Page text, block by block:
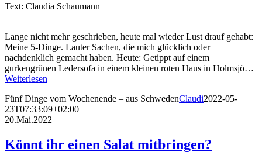
Text: Claudia Schaumann
Lange nicht mehr geschrieben, heute mal wieder Lust drauf gehabt:
Meine 5-Dinge. Lauter Sachen, die mich glücklich oder
nachdenklich gemacht haben. Heute: Getippt auf einem
gurkengrünen Ledersofa in einem kleinen roten Haus in Holmsjö…
Weiterlesen
Fünf Dinge vom Wochenende – aus SchwedenClaudi2022-05-
23T07:33:09+02:00
20.Mai.2022
Könnt ihr einen Salat mitbringen?